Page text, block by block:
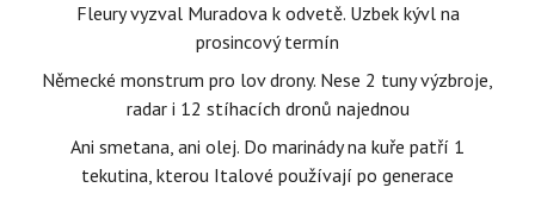
Fleury vyzval Muradova k odvetě. Uzbek kývl na
prosincový termín
Německé monstrum pro lov drony. Nese 2 tuny výzbroje,
radar i 12 stíhacích dronů najednou
Ani smetana, ani olej. Do marinády na kuře patří 1
tekutina, kterou Italové používají po generace